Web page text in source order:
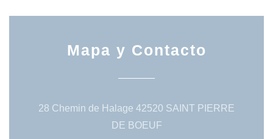
Mapa y Contacto
28 Chemin de Halage 42520 SAINT PIERRE
DE BOEUF((abre en una nueva